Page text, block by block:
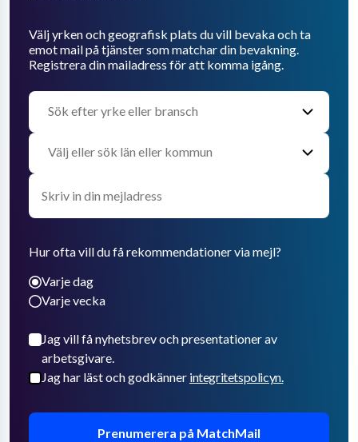
Välj yrken och geografisk plats du vill bevaka och ta
emot mail på tjänster som matchar din bevakning.
Registrera din mailadress för att komma igång.
Hur ofta vill du få rekommendationer via mejl?
Varje dag
Varje vecka
Jag vill få nyhetsbrev och presentationer av
arbetsgivare.
Jag har läst och godkänner integritetspolicyn.
Prenumerera på MatchMail